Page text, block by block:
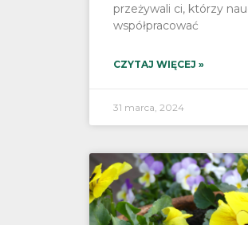
przeżywali ci, którzy
współpracować
CZYTAJ WIĘCEJ »
31 marca, 2024